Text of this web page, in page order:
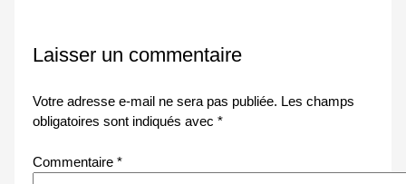
Laisser un commentaire
Votre adresse e-mail ne sera pas publiée. Les champs
obligatoires sont indiqués avec*
Commentaire*